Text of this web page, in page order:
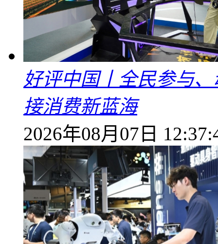
好评中国丨全民参与
接消费新蓝海
2026年08月07日